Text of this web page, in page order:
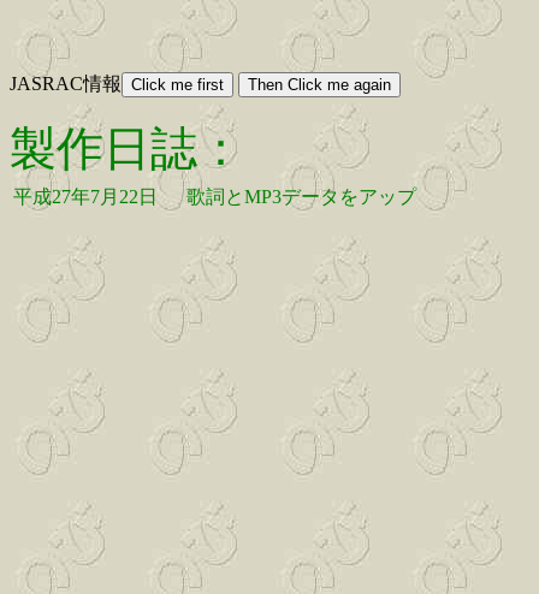
JASRAC情報
製作日誌：
平成27年7月22日 歌詞とMP3データをアップ